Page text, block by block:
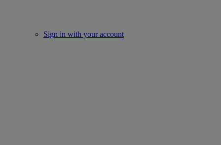
Sign in with your account